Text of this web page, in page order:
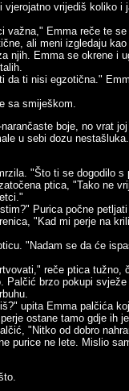
vjerojatno vrijediš koliko i
važna," Emma reče te se
ali meni izgledaju
njih. Emma se okrene i
da ti nisi egzotična."
sa smiješkom.
boje, no vrat
u sebi dozu
"Što ti se dogodilo s
ptica, "Tako ne
Purica počne
"Kad mi perje na
"Nadam se da će
reče ptica tužno,
Palčić brzo pokupi svježe
upita Emma palčića
ostane tamo gdje ih
"Nitko od dobro
purice ne lete. Mislio